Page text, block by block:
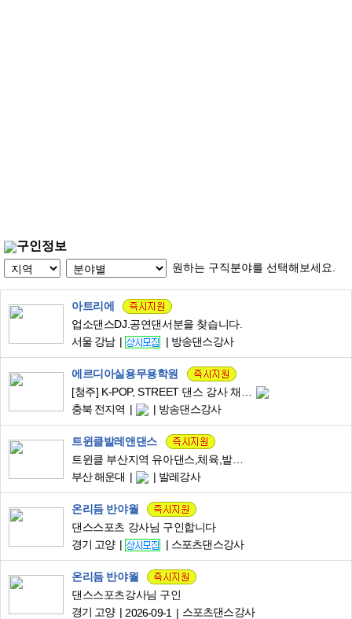
구인정보
원하는 구직분야를 선택해보세요.
아트리에
업소댄스DJ.공연댄서분을 찾습니다.
서울 강남
방송댄스강사
에르디아실용무용학원
[청주] K-POP, STREET 댄스 강사 채용 (청주점, 오창점)
충북 전지역
방송댄스강사
트윈클발레앤댄스
트윈클 부산지역 유아댄스,체육,발레강사 구인
부산 해운대
발레강사
온리듬 반야월
댄스스포츠 강사님 구인합니다
경기 고양
스포츠댄스강사
온리듬 반야월
댄스스포츠강사님 구인
경기 고양
2026-09-1 스포츠댄스강사